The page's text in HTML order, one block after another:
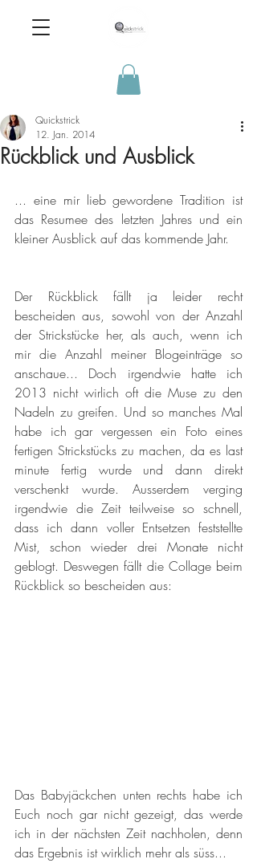
Rückblick und Ausblick
Quickstrick
12. Jan. 2014
... eine mir lieb gewordene Tradition ist
das Resumee des letzten Jahres und ein
kleiner Ausblick auf das kommende Jahr.
Der Rückblick fällt ja leider recht
bescheiden aus, sowohl von der Anzahl
der Strickstücke her, als auch, wenn ich
mir die Anzahl meiner Blogeinträge so
anschaue... Doch irgendwie hatte ich
2013 nicht wirlich oft die Muse zu den
Nadeln zu greifen. Und so manches Mal
habe ich gar vergessen ein Foto eines
fertigen Strickstücks zu machen, da es last
minute fertig wurde und dann direkt
verschenkt wurde. Ausserdem verging
irgendwie die Zeit teilweise so schnell,
dass ich dann voller Entsetzen feststellte
Mist, schon wieder drei Monate nicht
geblogt. Deswegen fällt die Collage beim
Rückblick so bescheiden aus:
Das Babyjäckchen unten rechts habe ich
Euch noch gar nicht gezeigt, das werde
ich in der nächsten Zeit nachholen, denn
das Ergebnis ist wirklich mehr als süss...